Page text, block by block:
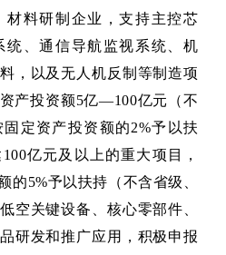
材料研制企业，支持主控芯
统、通信导航监视系统、机
，以及无人机反制等制造项
产投资额5亿—100亿元（不
定资产投资额的2%予以扶
亿元及以上的重大项目，
的5%予以扶持（不含省级、
空关键设备、核心零部件、
研发和推广应用，积极申报